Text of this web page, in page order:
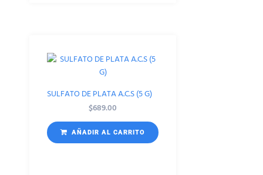
SULFATO DE PLATA A.C.S (5 G)
$689.00
AÑADIR AL CARRITO